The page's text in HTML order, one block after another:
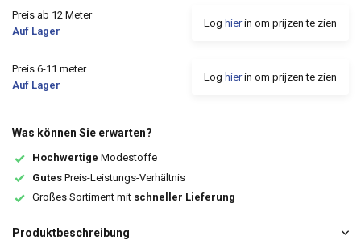
Preis ab 12 Meter
Auf Lager
Log hierin om prijzen te zien
Preis 6-11 meter
Auf Lager
Log hierin om prijzen te zien
Was können Sie erwarten?
Hochwertige Modestoffe
Gutes Preis-Leistungs-Verhältnis
Großes Sortiment mit schneller Lieferung
Produktbeschreibung